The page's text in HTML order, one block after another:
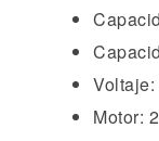
Motor: